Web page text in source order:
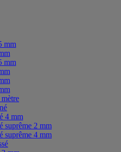
mm
mm
4 mm
suprême 2 mm
suprême 4 mm